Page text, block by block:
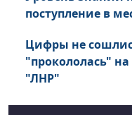
поступление в
Цифры не
"прокололась"
"ЛНР"